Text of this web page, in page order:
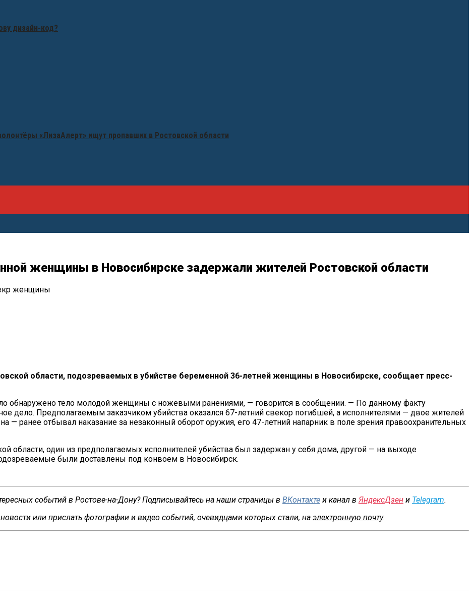
дизайн-код?
«ЛизаАлерт» ищут пропавших в Ростовской области
женщины в Новосибирске задержали жителей Ростовской области
женщины
области, подозреваемых в убийстве беременной 36-летней женщины в Новосибирске, сообщает пресс-
обнаружено тело молодой женщины с ножевыми ранениями, — говорится в сообщении. — По данному факту
дело. Предполагаемым заказчиком убийства оказался 67-летний свекор погибшей, а исполнителями — двое жителей
— ранее отбывал наказание за незаконный оборот оружия, его 47-летний напарник в поле зрения правоохранительных
области, один из предполагаемых исполнителей убийства был задержан у себя дома, другой — на выходе
были доставлены под конвоем в Новосибирск.
событий в Ростове-на-Дону? Подписывайтесь на наши страницы в ВКонтакте и канал в ЯндексДзен и Telegram.
или прислать фотографии и видео событий, очевидцами которых стали, на электронную почту.